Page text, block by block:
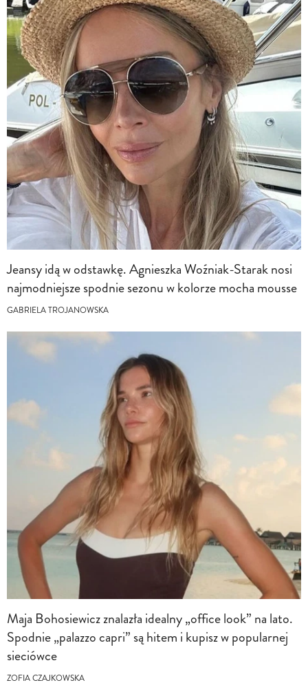
Jeansy idą w odstawkę. Agnieszka Woźniak-Starak nosi
najmodniejsze spodnie sezonu w kolorze mocha mousse
GABRIELA TROJANOWSKA
Maja Bohosiewicz znalazła idealny „office look” na lato.
Spodnie „palazzo capri” są hitem i kupisz w popularnej
sieciówce
ZOFIA CZAJKOWSKA